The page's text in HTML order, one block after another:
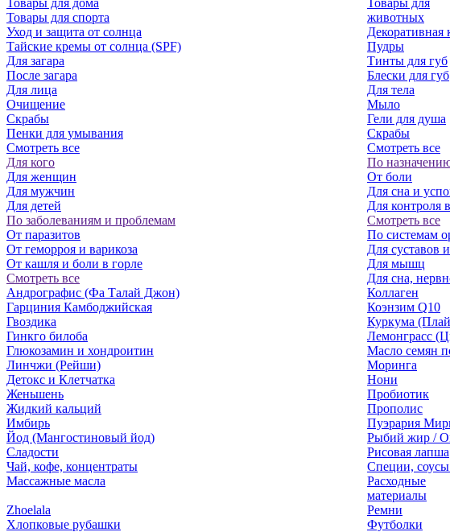
Товары для дома
Товары для спорта
Товары для
животных
Уход и защита от солнца
Тайские кремы от солнца (SPF)
Для загара
После загара
Для лица
Очищение
Скрабы
Пенки для умывания
Смотреть все
Декоративная
Пудры
Тинты для губ
Блески для губ
Для тела
Мыло
Гели для душа
Скрабы
Смотреть все
Для кого
Для женщин
Для мужчин
Для детей
По заболеваниям и проблемам
От паразитов
Oт геморроя и варикоза
От кашля и боли в горле
Смотреть все
По
От боли
Для сна и
Для контроля
Смотреть все
По системам
Для суставов
Для мышц
Для сна,
Андрографис (Фа Талай Джон)
Гарциния Камбоджийская
Гвоздика
Гинкго билоба
Глюкозамин и хондроитин
Линчжи (Рейши)
Детокс и Клетчатка
Женьшень
Жидкий кальций
Имбирь
Йод (Мангостиновый йод)
Коллаген
Коэнзим Q10
Куркума
Лемонграсс
Масло семян
Моринга
Нони
Пробиотик
Прополис
Пуэрария
Рыбий жир /
Сладости
Чай, кофе, концентраты
Рисовая лапша
Специи,
Массажные масла
Расходные
материалы
Zhoelala
Хлопковые рубашки
Ремни
Футболки